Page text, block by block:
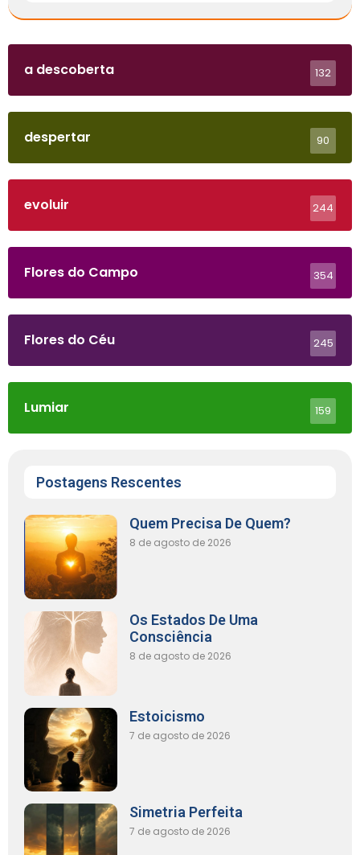
a descoberta 132
despertar 90
evoluir 244
Flores do Campo 354
Flores do Céu 245
Lumiar 159
Postagens Rescentes
Quem Precisa De Quem?
8 de agosto de 2026
Os Estados De Uma
Consciência
8 de agosto de 2026
Estoicismo
7 de agosto de 2026
Simetria Perfeita
7 de agosto de 2026